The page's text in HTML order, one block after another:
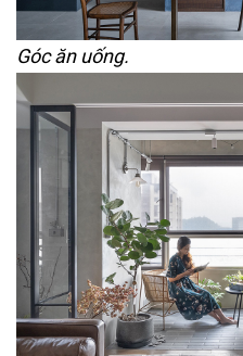
Góc ăn uống.